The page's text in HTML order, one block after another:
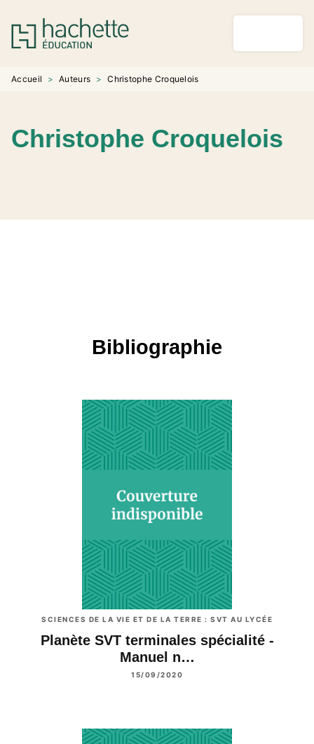
MENU RECHERCHE
PIED DE PAGE
Accueil > Auteurs > Christophe Croquelois
Christophe Croquelois
Bibliographie
SCIENCES DE LA VIE ET DE LA TERRE : SVT AU LYCÉE
Planète SVT terminales spécialité -
Manuel n…
15/09/2020